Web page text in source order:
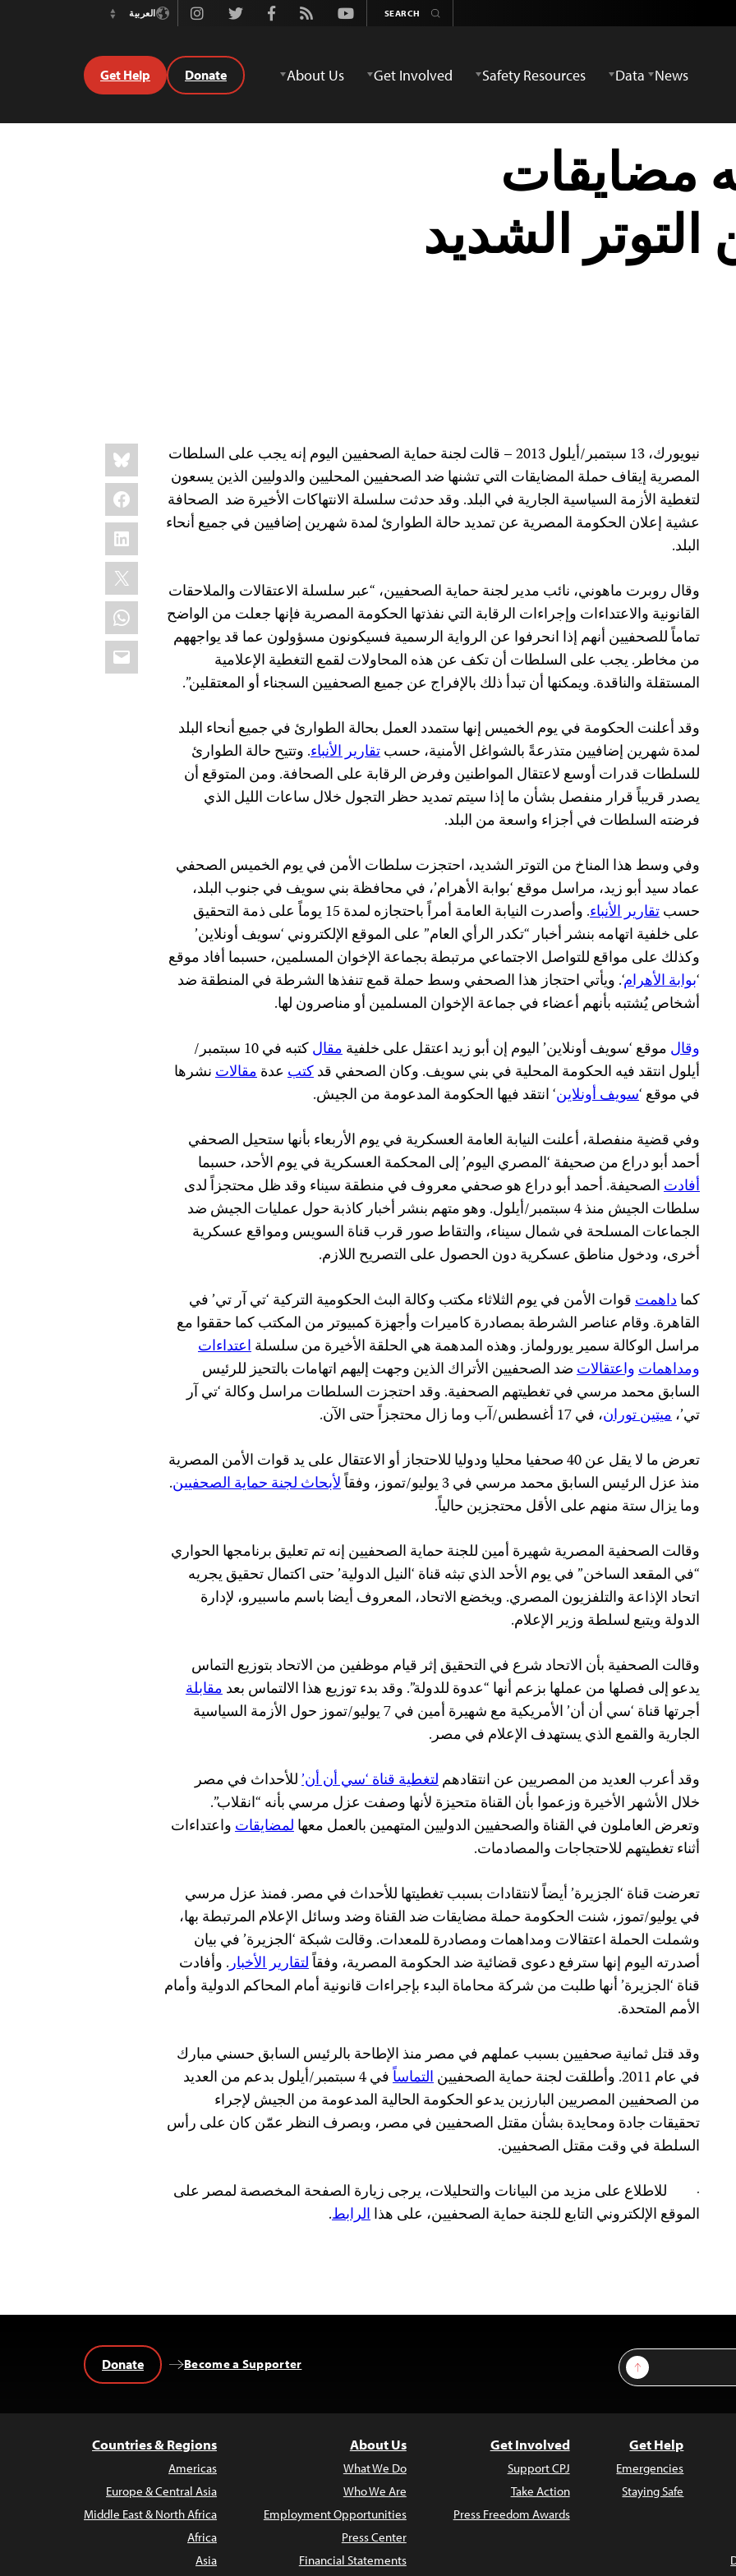
Youtube
Rss
Facebook
Twitter
Instagramالعربية
Switch
News
Data
Safety Resources
Get Involved
About Us
Donate
Get Help
مضايقات
الشديد
Share
this:
Bluesky
Facebook
LinkedIn
X
WhatsApp
Email
نيويورك، 13 سبتمبر/أيلول 2013 – قالت لجنة حماية الصحفيين اليوم إنه يجب على السلطات
المصرية إيقاف حملة المضايقات التي تشنها ضد الصحفيين المحليين والدوليين الذين يسعون
لتغطية الأزمة السياسية الجارية في البلد. وقد حدثت سلسلة الانتهاكات الأخيرة ضد الصحافة
عشية إعلان الحكومة المصرية عن تمديد حالة الطوارئ لمدة شهرين إضافيين في جميع أنحاء
البلد.
وقال روبرت ماهوني، نائب مدير لجنة حماية الصحفيين، “عبر سلسلة الاعتقالات والملاحقات
القانونية والاعتداءات وإجراءات الرقابة التي نفذتها الحكومة المصرية فإنها جعلت من الواضح
تماماً للصحفيين أنهم إذا انحرفوا عن الرواية الرسمية فسيكونون مسؤولون عما قد يواجههم
من مخاطر. يجب على السلطات أن تكف عن هذه المحاولات لقمع التغطية الإعلامية
المستقلة والناقدة. ويمكنها أن تبدأ ذلك بالإفراج عن جميع الصحفيين السجناء أو المعتقلين”.
وقد أعلنت الحكومة في يوم الخميس إنها ستمدد العمل بحالة الطوارئ في جميع أنحاء البلد
لمدة شهرين إضافيين متذرعةً بالشواغل الأمنية، حسبتقارير الأنباء. وتتيح حالة الطوارئ
للسلطات قدرات أوسع لاعتقال المواطنين وفرض الرقابة على الصحافة. ومن المتوقع أن
يصدر قريباً قرار منفصل بشأن ما إذا سيتم تمديد حظر التجول خلال ساعات الليل الذي
فرضته السلطات في أجزاء واسعة من البلد.
وفي وسط هذا المناخ من التوتر الشديد، احتجزت سلطات الأمن في يوم الخميس الصحفي
عماد سيد أبو زيد، مراسل موقع ‘بوابة الأهرام’، في محافظة بني سويف في جنوب البلد،
حسبتقارير الأنباء
. وأصدرت النيابة العامة أمراً باحتجازه لمدة 15 يوماً على ذمة التحقيق
على خلفية اتهامه بنشر أخبار “تكدر الرأي العام” على الموقع الإلكتروني ‘سويف أونلاين’
وكذلك على مواقع للتواصل الاجتماعي مرتبطة بجماعة الإخوان المسلمين، حسبما أفاد موقع
‘بوابة الأهرام‘. ويأتي احتجاز هذا الصحفي وسط حملة قمع تنفذها الشرطة في المنطقة ضد
أشخاص يُشتبه بأنهم أعضاء في جماعة الإخوان المسلمين أو مناصرون لها.
وقال موقع ‘سويف أونلاين’ اليوم إن أبو زيد اعتقل على خلفيةمقال
كتبه في 10 سبتمبر/
أيلول انتقد فيه الحكومة المحلية في بني سويف. وكان الصحفي قدكتب عدةمقالاتنشرها
في موقع ‘سويف أونلاين‘ انتقد فيها الحكومة المدعومة من الجيش.
وفي قضية منفصلة، أعلنت النيابة العامة العسكرية في يوم الأربعاء بأنها ستحيل الصحفي
أحمد أبو دراع من صحيفة ‘المصري اليوم’ إلى المحكمة العسكرية في يوم الأحد، حسبما
أفادتالصحيفة. أحمد أبو دراع هو صحفي معروف في منطقة سيناء وقد ظل محتجزاً لدى
سلطات الجيش منذ 4 سبتمبر/أيلول. وهو متهم بنشر أخبار كاذبة حول عمليات الجيش ضد
الجماعات المسلحة في شمال سيناء، والتقاط صور قرب قناة السويس ومواقع عسكرية
أخرى، ودخول مناطق عسكرية دون الحصول على التصريح اللازم.
كماداهمتقوات الأمن في يوم الثلاثاء مكتب وكالة البث الحكومية التركية ‘تي آر تي’ في
القاهرة. وقام عناصر الشرطة بمصادرة كاميرات وأجهزة كمبيوتر من المكتب كما حققوا مع
مراسل الوكالة سمير يورولماز. وهذه المدهمة هي الحلقة الأخيرة من سلسلةاعتداءات
ومداهماتواعتقالاتضد الصحفيين الأتراك الذين وجهت إليهم اتهامات بالتحيز للرئيس
السابق محمد مرسي في تغطيتهم الصحفية. وقد احتجزت السلطات مراسل وكالة ‘تي آر
تي’،ميتين توران، في 17 أغسطس/آب وما زال محتجزاً حتى الآن.
تعرض ما لا يقل عن 40 صحفيا محليا ودوليا للاحتجاز أو الاعتقال على يد قوات الأمن المصرية
منذ عزل الرئيس السابق محمد مرسي في 3 يوليو/تموز، وفقاً
لأبحاث لجنة حماية الصحفيين.
وما يزال ستة منهم على الأقل محتجزين حالياً.
وقالت الصحفية المصرية شهيرة أمين للجنة حماية الصحفيين إنه تم تعليق برنامجها الحواري
“في المقعد الساخن” في يوم الأحد الذي تبثه قناة ‘النيل الدولية’ حتى اكتمال تحقيق يجريه
اتحاد الإذاعة والتلفزيون المصري. ويخضع الاتحاد، المعروف أيضا باسم ماسبيرو، لإدارة
الدولة ويتبع لسلطة وزير الإعلام.
وقالت الصحفية بأن الاتحاد شرع في التحقيق إثر قيام موظفين من الاتحاد بتوزيع التماس
يدعو إلى فصلها من عملها بزعم أنها “عدوة للدولة”. وقد بدء توزيع هذا الالتماس بعدمقابلة
أجرتها قناة ‘سي أن أن’ الأمريكية مع شهيرة أمين في 7 يوليو/تموز حول الأزمة السياسية
الجارية والقمع الذي يستهدف الإعلام في مصر.
وقد أعرب العديد من المصريين عن انتقادهملتغطية قناة ‘سي أن أن’للأحداث في مصر
خلال الأشهر الأخيرة وزعموا بأن القناة متحيزة لأنها وصفت عزل مرسي بأنه “انقلاب”.
وتعرض العاملون في القناة والصحفيين الدوليين المتهمين بالعمل معهالمضايقاتواعتداءات
أثناء تغطيتهم للاحتجاجات والمصادمات.
تعرضت قناة ‘الجزيرة’ أيضاً لانتقادات بسبب تغطيتها للأحداث في مصر. فمنذ عزل مرسي
في يوليو/تموز، شنت الحكومة حملة مضايقات ضد القناة وضد وسائل الإعلام المرتبطة بها،
وشملت الحملة اعتقالات ومداهمات ومصادرة للمعدات. وقالت شبكة ‘الجزيرة’ في بيان
أصدرته اليوم إنها سترفع دعوى قضائية ضد الحكومة المصرية، وفقاًلتقارير الأخبار. وأفادت
قناة ‘الجزيرة’ أنها طلبت من شركة محاماة البدء بإجراءات قانونية أمام المحاكم الدولية وأمام
الأمم المتحدة.
وقد قتل ثمانية صحفيين بسبب عملهم في مصر منذ الإطاحة بالرئيس السابق حسني مبارك
في عام 2011. وأطلقت لجنة حماية الصحفيين
التماساً
في 4 سبتمبر/أيلول بدعم من العديد
من الصحفيين المصريين البارزين يدعو الحكومة الحالية المدعومة من الجيش لإجراء
تحقيقات جادة ومحايدة بشأن مقتل الصحفيين في مصر، وبصرف النظر عمّن كان على رأس
السلطة في وقت مقتل الصحفيين.
·
للاطلاع على مزيد من البيانات والتحليلات، يرجى زيارة الصفحة المخصصة لمصر على
الموقع الإلكتروني التابع للجنة حماية الصحفيين، على هذاالرابط.
Sign Up
Become a Supporter
Donate
Get Help
Emergencies
Staying Safe
Get Involved
Support CPJ
Take Action
Press Freedom Awards
About Us
What We Do
Who We Are
Employment Opportunities
Press Center
Financial Statements
Countries & Regions
Americas
Europe & Central Asia
Middle East & North Africa
Africa
Asia